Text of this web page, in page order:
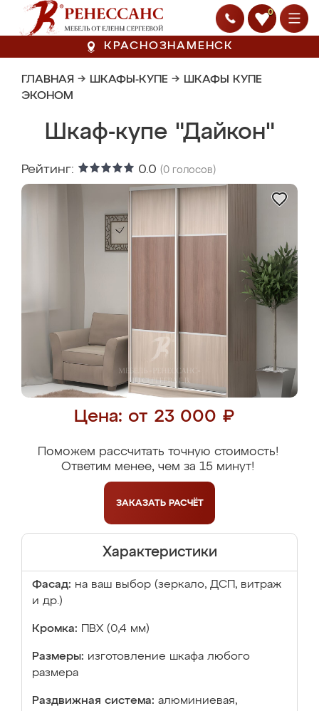
0
КРАСНОЗНАМЕНСК
ГЛАВНАЯ → ШКАФЫ-КУПЕ → ШКАФЫ КУПЕ
ЭКОНОМ
Шкаф-купе "Дайкон"
Рейтинг: 0.0 (0 голосов)
Цена: от 23 000 ₽
Поможем рассчитать точную стоимость!
Ответим менее, чем за 15 минут!
ЗАКАЗАТЬ РАСЧЁТ
Характеристики
Фасад: на ваш выбор (зеркало, ДСП, витраж
и др.)
Кромка: ПВХ (0,4 мм)
Размеры: изготовление шкафа любого
размера
Раздвижная система: алюминиевая,